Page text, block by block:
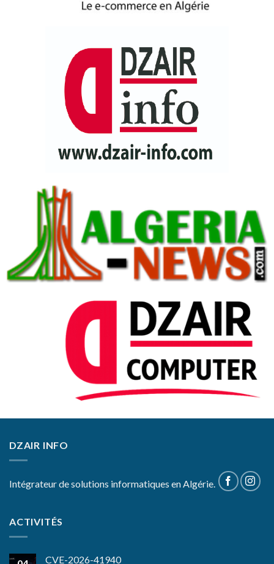
DZAIR INFO
Intégrateur de solutions informatiques en Algérie.
ACTIVITÉS
CVE-2026-41940